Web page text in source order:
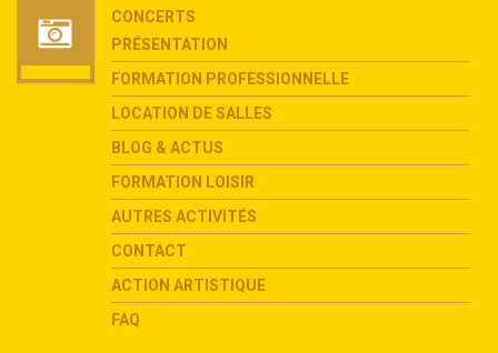
CONCERTS
PRÉSENTATION
FORMATION PROFESSIONNELLE
LOCATION DE SALLES
BLOG & ACTUS
FORMATION LOISIR
AUTRES ACTIVITÉS
CONTACT
ACTION ARTISTIQUE
FAQ